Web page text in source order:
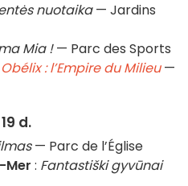
nuotaika— Jardins
Mia !— Parc des Sports
: l’Empire du Milieu—
d.
— Parc de l’Église
: Fantastiški gyvūnai